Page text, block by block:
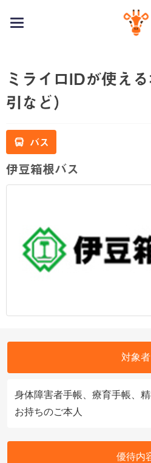
toggle
ミライロIDが使え
引など）
バス
伊豆箱根バス
対象者
身体障害者手帳、療育手帳、
お持ちのご本人
優待内